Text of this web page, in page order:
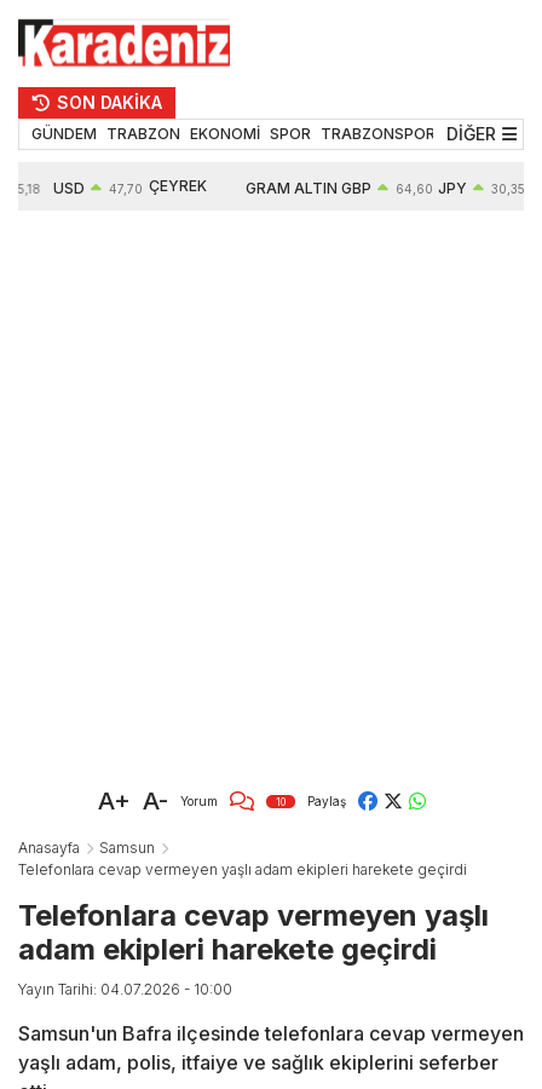
SON DAKİKA
GÜNDEM TRABZON EKONOMİ SPOR TRABZONSPOR TEKNOLOJİ
DİĞER
55,18 USD 47,70 ÇEYREK GRAM ALTIN GBP 64,60 JPY 30,35
A+ A- Yorum 10 Paylaş
Anasayfa
Samsun
Telefonlara cevap vermeyen yaşlı adam ekipleri harekete geçirdi
Telefonlara cevap vermeyen yaşlı
adam ekipleri harekete geçirdi
Yayın Tarihi: 04.07.2026 - 10:00
Samsun'un Bafra ilçesinde telefonlara cevap vermeyen
yaşlı adam, polis, itfaiye ve sağlık ekiplerini seferber